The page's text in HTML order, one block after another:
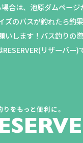
合は、池原ダムページ
ズのバスが釣れたら釣
いします！バス釣りの
リザーバー)